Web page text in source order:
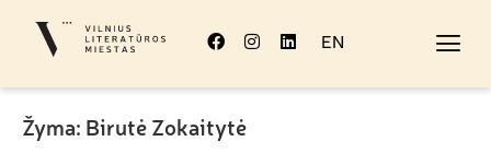
EN
Žyma: Birutė Zokaitytė